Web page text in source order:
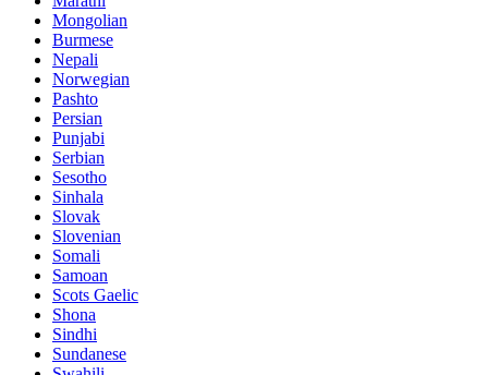
Mongolian
Burmese
Nepali
Norwegian
Pashto
Persian
Punjabi
Serbian
Sesotho
Sinhala
Slovak
Slovenian
Somali
Samoan
Scots Gaelic
Shona
Sindhi
Sundanese